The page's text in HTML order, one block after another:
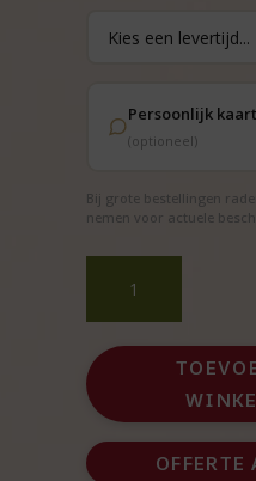
Persoonlijk
(optioneel)
Bij grote bestellingen
nemen voor actuele
Powerbank
aantal
OFFERTE